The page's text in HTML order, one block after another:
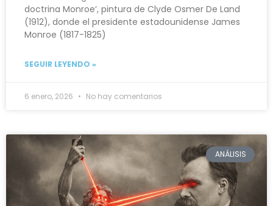
doctrina Monroe‘, pintura de Clyde Osmer De Land
(1912), donde el presidente estadounidense James
Monroe (1817-1825)
SEGUIR LEYENDO »
6 enero, 2026 No hay comentarios
ANÁLISIS